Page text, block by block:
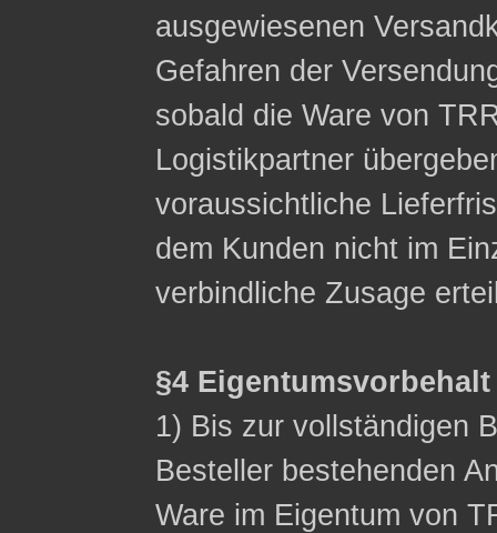
ausgewiesenen
Gefahren der
sobald die Ware von
Logistikpartner
voraussichtliche
dem Kunden nicht im
verbindliche Zusage
§4 Eigentumsvorbehalt
1) Bis zur vollständigen
Besteller bestehenden
Ware im Eigentum von